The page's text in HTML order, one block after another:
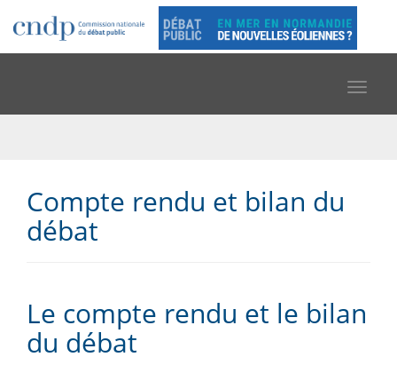
Toggle
Compte rendu et bilan du
débat
Le compte rendu et le bilan
du débat